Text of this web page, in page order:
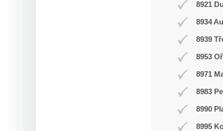
8921
8934
8939
8953
8971
8983
8990
8995